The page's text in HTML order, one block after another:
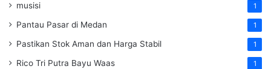
musisi 1
Pantau Pasar di Medan 1
Pastikan Stok Aman dan Harga Stabil 1
Rico Tri Putra Bayu Waas 1